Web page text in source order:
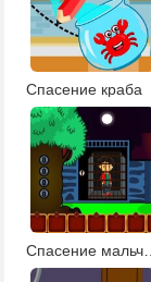
Спасение краба
Спасение мальчика